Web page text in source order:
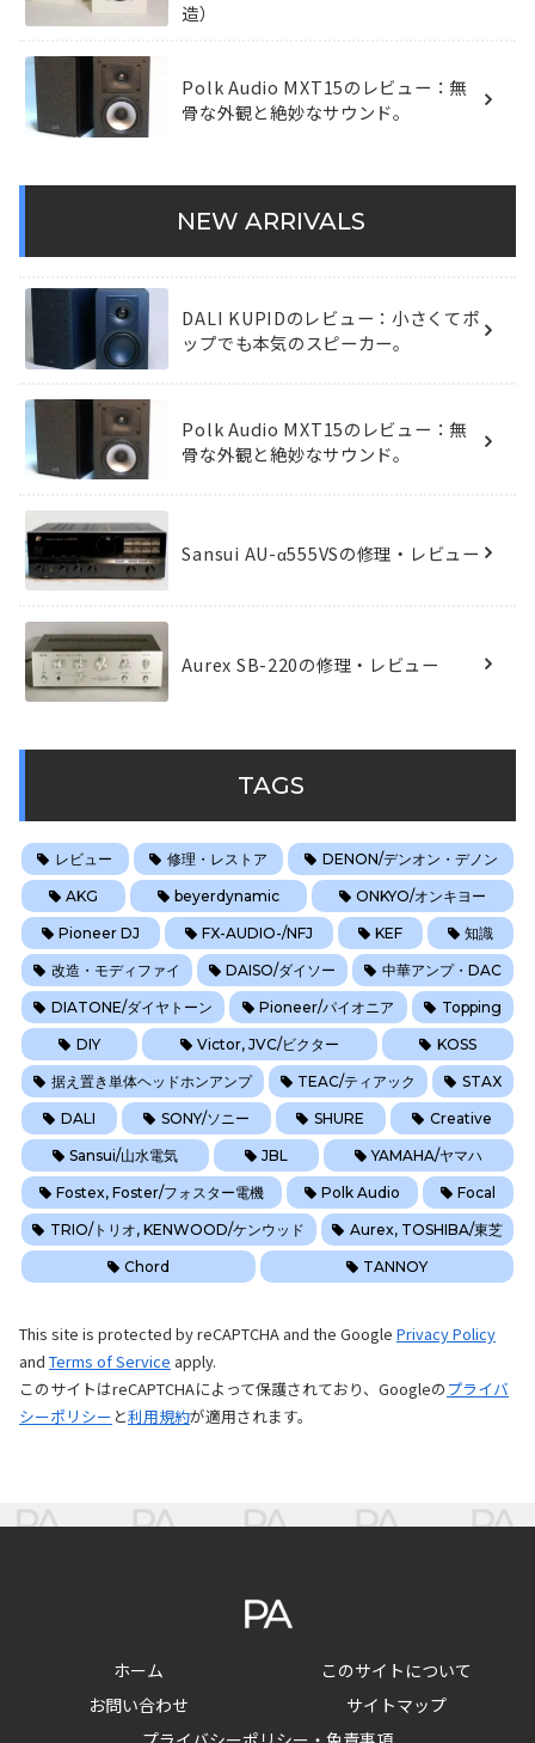
造）
Polk Audio MXT15のレビュー：無
骨な外観と絶妙なサウンド。
NEW ARRIVALS
DALI KUPIDのレビュー：小さくてポ
ップでも本気のスピーカー。
Polk Audio MXT15のレビュー：無
骨な外観と絶妙なサウンド。
Sansui AU-α555VSの修理・レビュー
Aurex SB-220の修理・レビュー
TAGS
レビュー 修理・レストア DENON/デンオン・デノン
AKG beyerdynamic ONKYO/オンキヨー
Pioneer DJ FX-AUDIO-/NFJ KEF 知識
改造・モディファイ DAISO/ダイソー 中華アンプ・DAC
DIATONE/ダイヤトーン Pioneer/パイオニア Topping
DIY Victor, JVC/ビクター KOSS
据え置き単体ヘッドホンアンプ TEAC/ティアック STAX
DALI SONY/ソニー SHURE Creative
Sansui/山水電気 JBL YAMAHA/ヤマハ
Fostex, Foster/フォスター電機 Polk Audio Focal
TRIO/トリオ, KENWOOD/ケンウッド Aurex, TOSHIBA/東芝
Chord TANNOY
This site is protected byreCAPTCHA and the Google PrivacyPolicy
and Terms ofService apply.
このサイトはreCAPTCHAによって保護されており、Googleの プライバ
シーポリシー と利用規約が適用されます。
ホーム
このサイトについて
お問い合わせ
サイトマップ